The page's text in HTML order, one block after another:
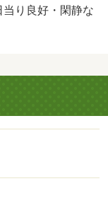
金＋１ヵ月＆賃
社：オリコフ
角住戸／温水洗
化粧台／駐輪場
要／ペット相談
要／二人入居相
／敷地内ごみ置
居室６畳以上／
ーマート新居中
り良好・閑静な